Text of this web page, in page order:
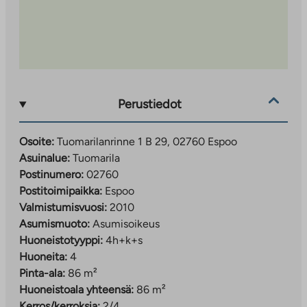
Perustiedot
Osoite: Tuomarilanrinne 1 B 29, 02760 Espoo
Asuinalue: Tuomarila
Postinumero: 02760
Postitoimipaikka: Espoo
Valmistumisvuosi: 2010
Asumismuoto: Asumisoikeus
Huoneistotyyppi: 4h+k+s
Huoneita: 4
Pinta-ala: 86 m²
Huoneistoala yhteensä: 86 m²